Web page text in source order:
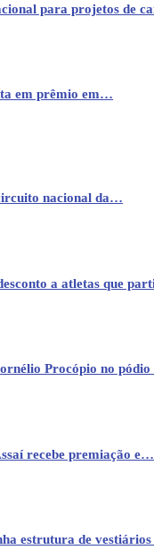
para projetos de
em prêmio em…
nacional da…
a atletas que
Procópio no
recebe premiação e…
estrutura de